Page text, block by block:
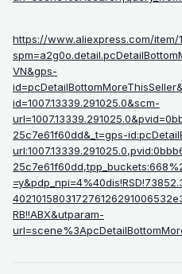
https://www.aliexpress.com/item/
VN&gps-
id=1007.13339.291025.0&scm-
25c7e61f60dd&_t=gps-
RB!!ABX&utparam-